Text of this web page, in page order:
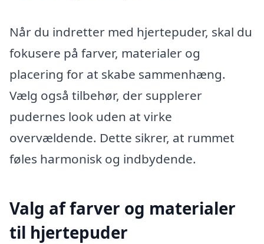
Når du indretter med hjertepuder, skal du
fokusere på farver, materialer og
placering for at skabe sammenhæng.
Vælg også tilbehør, der supplerer
pudernes look uden at virke
overvældende. Dette sikrer, at rummet
føles harmonisk og indbydende.
Valg af farver og materialer
til hjertepuder